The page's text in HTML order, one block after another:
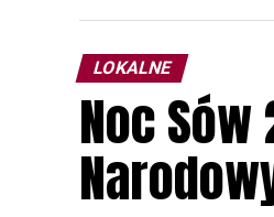
LOKALNE
Noc